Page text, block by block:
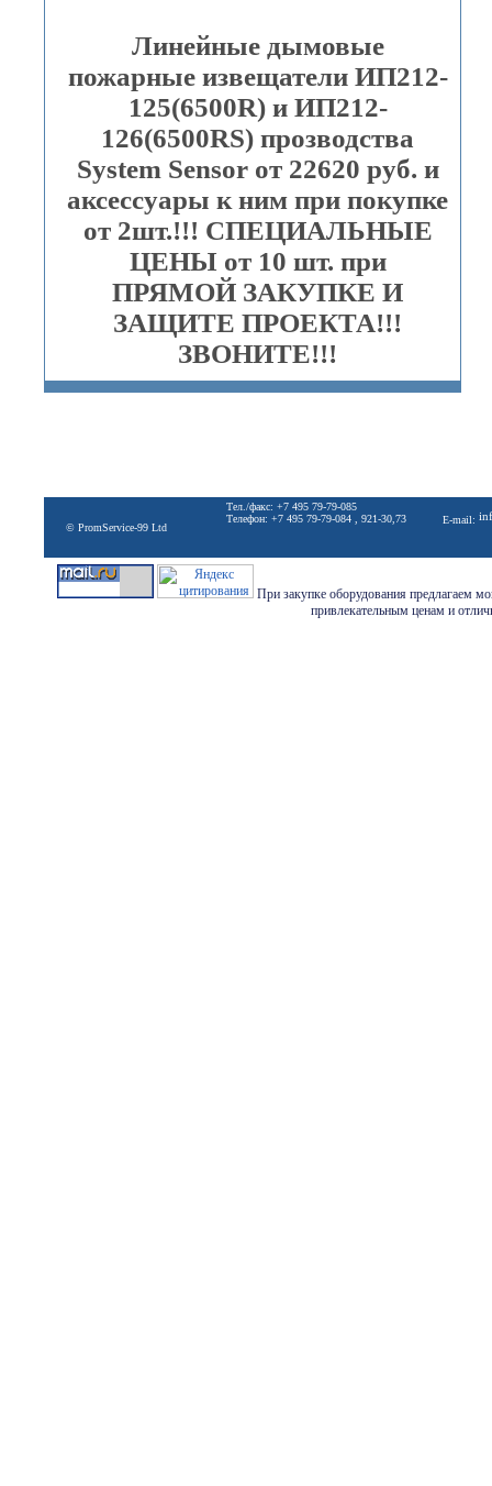
Линейные дымовые
пожарные извещатели ИП212-
125(6500R) и ИП212-
126(6500RS) прозводства
System Sensor от 22620 руб. и
аксессуары к ним при покупке
от 2шт.!!! СПЕЦИАЛЬНЫЕ
ЦЕНЫ от 10 шт. при
ПРЯМОЙ ЗАКУПКЕ И
ЗАЩИТЕ ПРОЕКТА!!!
ЗВОНИТЕ!!!
© PromService-99 Ltd
Тел./факс: +7 495 79-79-085
Телефон: +7 495 79-79-084 , 921-30,73
E-mail:
При закупке оборудования предлагаем
привлекательным ценам и